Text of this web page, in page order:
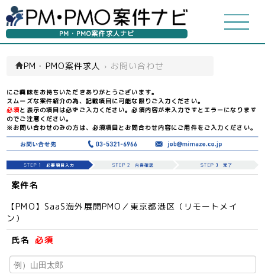
PM・PMO案件求人ナビ
PM・PMO案件求人 › お問い合わせ
にご興味をお持ちいただきありがとうございます。
スムーズな案件紹介の為、記載項目に可能な限りご入力ください。
必須と表示の項目は必ずご入力ください。必須内容が未入力ですとエラーになります
のでご注意ください。
※お問い合わせのみの方は、必須項目とお問合わせ内容にご用件をご入力ください。
案件名
【PMO】SaaS海外展開PMO／東京都港区（リモートメイ
ン）
氏名 必須